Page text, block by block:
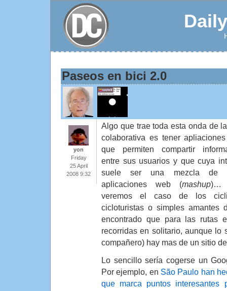
Paseos en bici 2.0
yon
Friday
25 April
2008 9:32
Algo que trae toda esta onda de
colaborativa es tener
que permiten compartir
entre sus usuarios y que cuya
suele ser una mezcla de
aplicaciones web (mashup)…
veremos el caso de los
cicloturistas o simples amantes
encontrado que para las rutas
recorridas en solitario, aunque lo
compañero) hay mas de un sitio
Lo sencillo sería cogerse un
Por ejemplo, en São Paulo han
que marca puntos interesantes